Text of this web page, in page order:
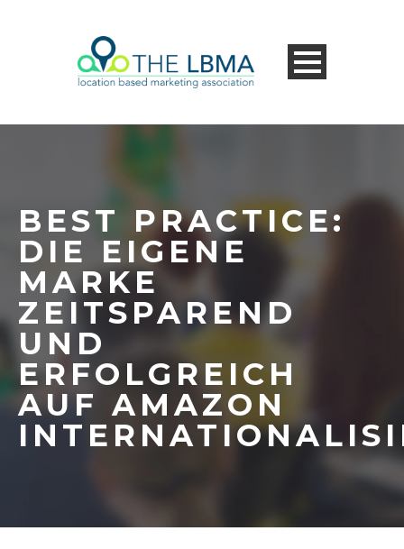
BEST PRACTICE:
DIE EIGENE
MARKE
ZEITSPAREND
UND
ERFOLGREICH
AUF AMAZON